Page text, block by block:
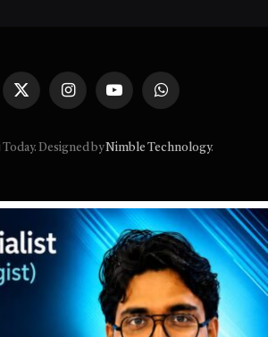
X
InstagramYouTubeWhatsApp
Designed byNimble Technology.